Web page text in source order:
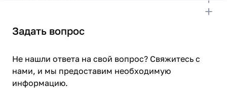
Задать вопрос
Не нашли ответа на свой вопрос? Свяжитесь с
нами, и мы предоставим необходимую
информацию.